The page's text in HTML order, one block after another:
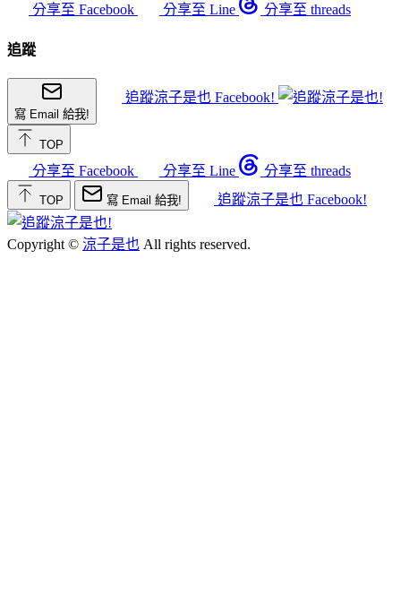
分享至 Facebook 分享至 Line 分享至 threads
追蹤
寫 Email 給我!
追蹤涼子是也 Facebook!
TOP
分享至 Facebook 分享至 Line 分享至 threads
TOP 寫 Email 給我! 追蹤涼子是也 Facebook!
Copyright © 涼子是也 All rights reserved.